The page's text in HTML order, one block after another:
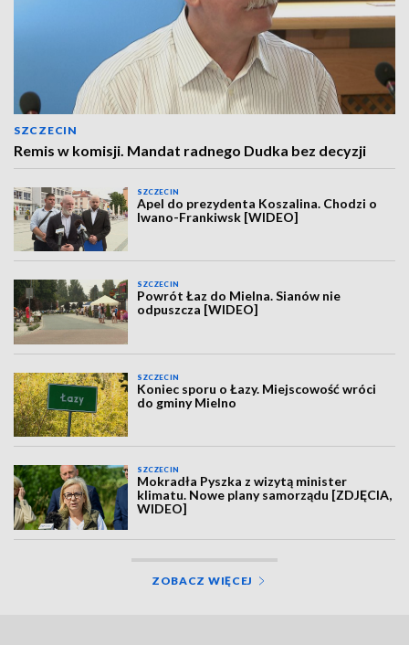
SZCZECIN
Remis w komisji. Mandat radnego Dudka bez decyzji
SZCZECIN
Apel do prezydenta Koszalina. Chodzi o
Iwano-Frankiwsk [WIDEO]
SZCZECIN
Powrót Łaz do Mielna. Sianów nie
odpuszcza [WIDEO]
SZCZECIN
Koniec sporu o Łazy. Miejscowość wróci
do gminy Mielno
SZCZECIN
Mokradła Pyszka z wizytą minister
klimatu. Nowe plany samorządu [ZDJĘCIA,
WIDEO]
ZOBACZ WIĘCEJ